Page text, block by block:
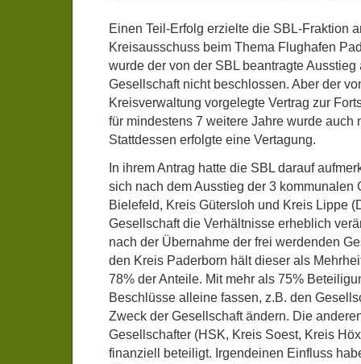
Einen Teil-Erfolg erzielte die SBL-Fraktion
Kreisausschuss beim Thema Flughafen
wurde der von der SBL beantragte
Gesellschaft nicht beschlossen. Aber der
Kreisverwaltung vorgelegte Vertrag zur
für mindestens 7 weitere Jahre wurde auch
Stattdessen erfolgte eine Vertagung.
In ihrem Antrag hatte die SBL darauf
sich nach dem Ausstieg der 3 kommunalen
Bielefeld, Kreis Gütersloh und Kreis Lippe
Gesellschaft die Verhältnisse erheblich
nach der Übernahme der frei werdenden
den Kreis Paderborn hält dieser als
78% der Anteile. Mit mehr als 75%
Beschlüsse alleine fassen, z.B. den
Zweck der Gesellschaft ändern. Die
Gesellschafter (HSK, Kreis Soest, Kreis
finanziell beteiligt. Irgendeinen Einfluss